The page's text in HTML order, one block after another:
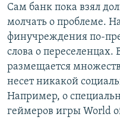
Сам банк пока взял
молчать о проблеме.
финучреждения по-
слова о переселенцах.
размещается
несет никакой
Например, о
геймеров игры World